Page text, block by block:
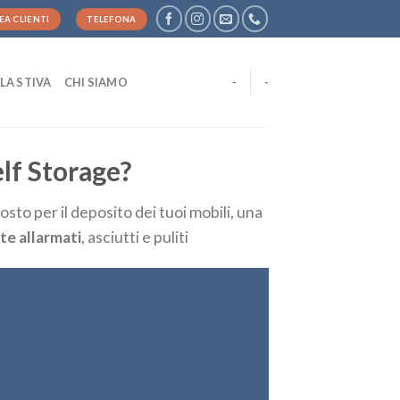
CLIENTI TELEFONA
STIVA CHI SIAMO - -
Storage?
per il deposito dei tuoi mobili, una
allarmati, asciutti e puliti